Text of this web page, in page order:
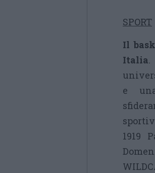
SPORT
Il
Italia.
e
1919
D